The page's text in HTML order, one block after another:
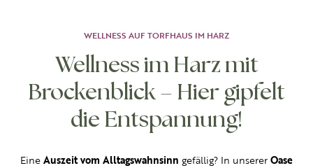
WELLNESS AUF TORFHAUS IM HARZ
Wellness im Harz mit
Brockenblick – Hier gipfelt
die Entspannung!
Eine Auszeit vom Alltagswahnsinn gefällig? In unserer Oase